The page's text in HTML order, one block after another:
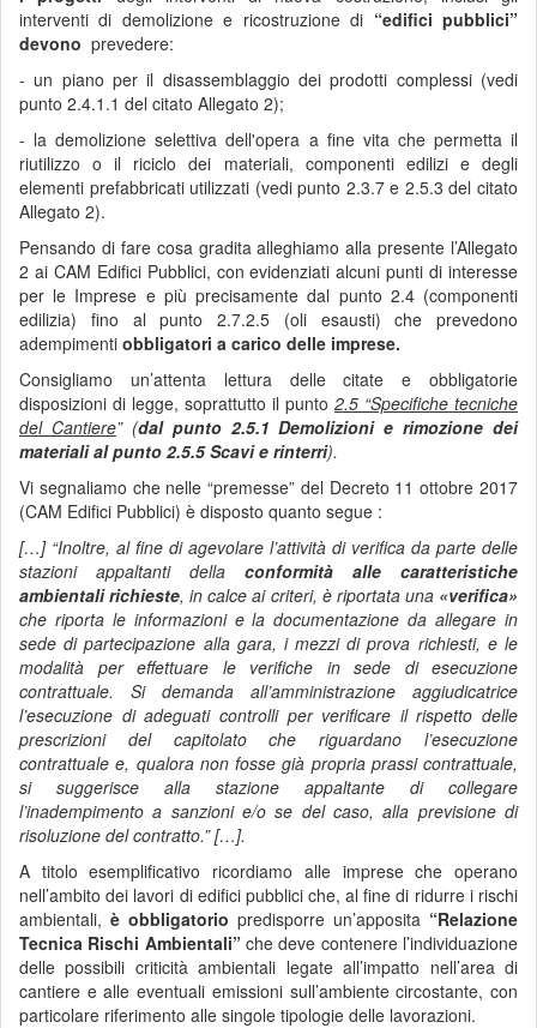
interventi di demolizione e ricostruzione di “edifici pubblici”
devono prevedere:
- un piano per il disassemblaggio dei prodotti complessi (vedi
punto 2.4.1.1 del citato Allegato 2);
- la demolizione selettiva dell'opera a fine vita che permetta il
riutilizzo o il riciclo dei materiali, componenti edilizi e degli
elementi prefabbricati utilizzati (vedi punto 2.3.7 e 2.5.3 del citato
Allegato 2).
Pensando di fare cosa gradita alleghiamo alla presente l’Allegato
2 ai CAM Edifici Pubblici, con evidenziati alcuni punti di interesse
per le Imprese e più precisamente dal punto 2.4 (componenti
edilizia) fino al punto 2.7.2.5 (oli esausti) che prevedono
adempimenti obbligatori a carico delle imprese.
Consigliamo un’attenta lettura delle citate e obbligatorie
disposizioni di legge, soprattutto il punto 2.5 “Specifiche tecniche
del Cantiere” (dal punto 2.5.1Demolizioni e rimozione dei
materiali al punto 2.5.5 Scavi e rinterri).
Vi segnaliamo che nelle “premesse” del Decreto 11 ottobre 2017
(CAM Edifici Pubblici) è disposto quanto segue :
[…] “Inoltre, al fine di agevolare l’attività di verifica da parte delle
stazioni appaltanti della conformità alle caratteristiche
ambientali richieste, in calce ai criteri, è riportata una «verifica»
che riporta le informazioni e la documentazione da allegare in
sede di partecipazione alla gara, i mezzi di prova richiesti, e le
modalità per effettuare le verifiche in sede di esecuzione
contrattuale. Si demanda all’amministrazione aggiudicatrice
l’esecuzione di adeguati controlli per verificare il rispetto delle
prescrizioni del capitolato che riguardano l’esecuzione
contrattuale e, qualora non fosse già propria prassi contrattuale,
si suggerisce alla stazione appaltante di collegare
l’inadempimento a sanzioni e/o se del caso, alla previsione di
risoluzione del contratto.” […].
A titolo esemplificativo ricordiamo alle imprese che operano
nell’ambito dei lavori di edifici pubblici che, al fine di ridurre i rischi
ambientali, è obbligatorio predisporre un’apposita “Relazione
Tecnica Rischi Ambientali”che deve contenere l’individuazione
delle possibili criticità ambientali legate all’impatto nell’area di
cantiere e alle eventuali emissioni sull’ambiente circostante, con
particolare riferimento alle singole tipologie delle lavorazioni.